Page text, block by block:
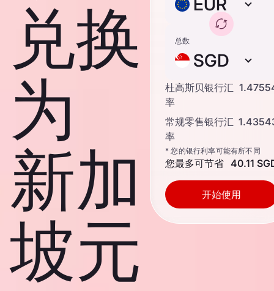
兑换
为
新加
坡元
总数
SGD
杜高斯贝银行汇
率
常规零售银行汇
率
* 您的银行利率可能有所不同
您最多可节省 40.11
开始使用